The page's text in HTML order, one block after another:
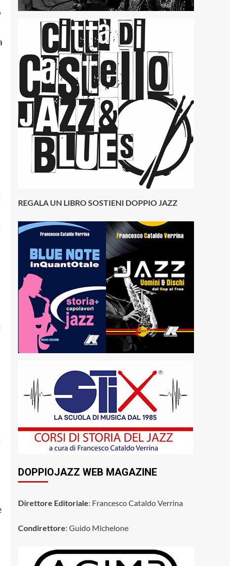
REGALA UN LIBRO SOSTIENI DOPPIO JAZZ
DOPPIOJAZZ WEB MAGAZINE
Direttore Editoriale: Francesco Cataldo Verrina
Condirettore: Guido Michelone